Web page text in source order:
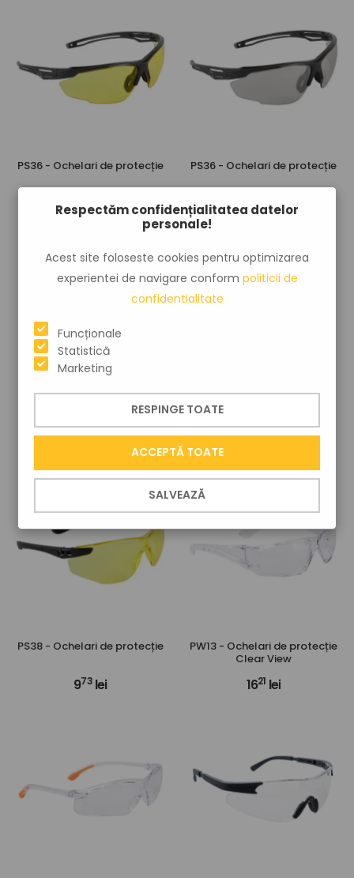
PS36 - Ochelari de protecție
20 lei
PS36 - Ochelari de protecție
24 lei
PS37 - Ochelari de protecție
56
PS37 - Ochelari de protecție
26
PS38 - Ochelari de protecție
973lei
PW13 - Ochelari de protecție
Clear View
1621 lei
Respectăm confidențialitatea datelor
personale!
Acest site foloseste cookies pentru optimizarea
experientei de navigare conform politicii de
confidentialitate
Funcționale
Statistică
Marketing
RESPINGE TOATE
ACCEPTĂ TOATE
SALVEAZĂ